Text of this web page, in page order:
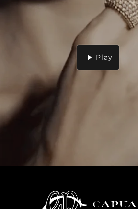
Play
Translation